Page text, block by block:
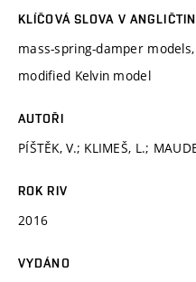
KLÍČOVÁ SLOVA V
mass-spring-damper
modified Kelvin model
AUTOŘI
PÍŠTĚK, V.; KLIMEŠ, L.;
ROK RIV
2016
VYDÁNO